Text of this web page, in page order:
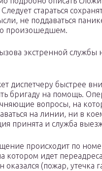
стараться
не поддаваться
произошедшем.
экстренной службы
диспетчеру быстрее
бригаду на помощь.
вопросы, на
на линии, ни в
принята и служба
происходит по
котором идет
оказался (пожар, утечка